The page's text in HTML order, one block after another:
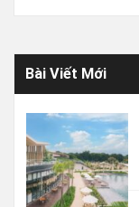
Bài Viết Mới